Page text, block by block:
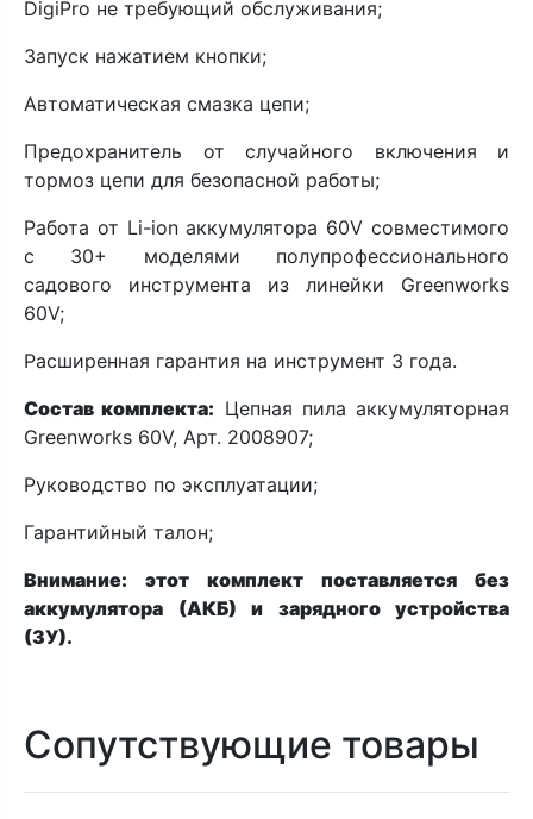
DigiPro не требующий обслуживания;
Запуск нажатием кнопки;
Автоматическая смазка цепи;
Предохранитель от случайного включения и
тормоз цепи для безопасной работы;
Работа от Li-ion аккумулятора 60V совместимого
с 30+ моделями полупрофессионального
садового инструмента из линейки Greenworks
60V;
Расширенная гарантия на инструмент 3 года.
Состав комплекта: Цепная пила аккумуляторная
Greenworks 60V, Арт. 2008907;
Руководство по эксплуатации;
Гарантийный талон;
Внимание: этот комплект поставляется без
аккумулятора (АКБ) и зарядного устройства
(ЗУ).
Сопутствующие товары